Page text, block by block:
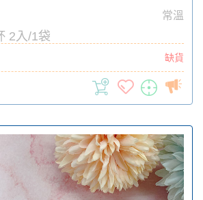
常溫
2入/1袋
缺貨